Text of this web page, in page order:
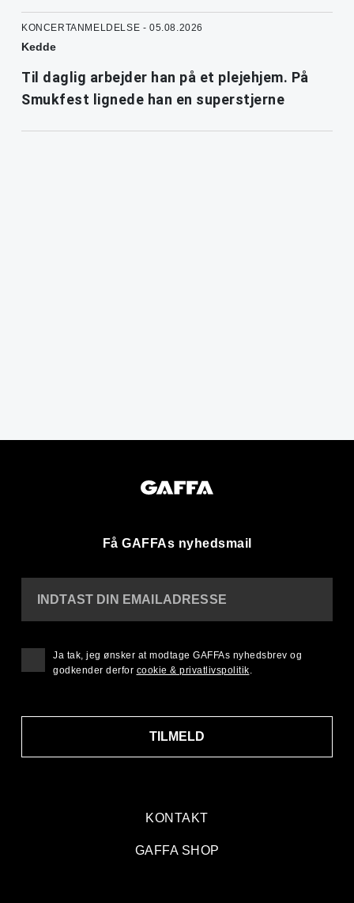
KONCERTANMELDELSE - 05.08.2026
Kedde
Til daglig arbejder han på et plejehjem. På
Smukfest lignede han en superstjerne
Få GAFFAs nyhedsmail
KONTAKT
GAFFA SHOP
INDTAST DIN EMAILADRESSE
TILMELD
Ja tak, jeg ønsker at modtage GAFFAs nyhedsbrev og
godkender derfor cookie & privatlivspolitik.